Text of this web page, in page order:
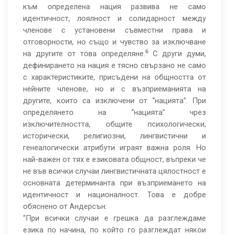
към определена нация развива не само
идентичност, лоялност и солидарност между
членове с установени съвместни права и
отговорности, но също и чувство за изключване
на другите от това определяне.6
С други думи,
дефинирането на нация е тясно свързано не само
с характеристиките, присъдени на общността от
нейните членове, но и с възприеманията на
другите, които са изключени от “нацията”. При
определянето на “нацията” чрез
изключителността, общите психологически,
исторически, религиозни, лингвистични и
генеалогически атрибути играят важна роля. Но
най-важен от тях е езиковата общност, въпреки че
не във всички случаи лингвистичната цялостност е
основната детерминанта при възприемането на
идентичност и националност. Това е добре
обяснено от Андерсън:
“При всички случаи е грешка да разглеждаме
езика по начина, по който го разглеждат някои